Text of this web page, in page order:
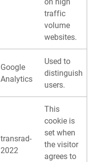
traffic
volume
websites.
Google
Analytics
Used to
distinguish
users.
transrad-
2022
This
cookie is
set when
the visitor
agrees to